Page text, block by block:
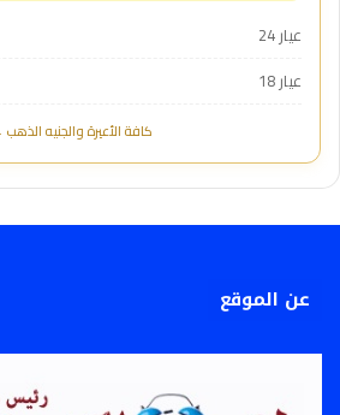
عيار 24
عيار 18
كافة الأعيرة والجنيه
عن الموقع